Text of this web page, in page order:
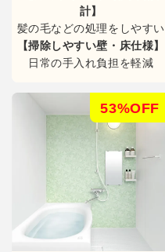
計】
髪の毛などの処理をしやすい
【掃除しやすい壁・床仕様】
日常の手入れ負担を軽減
53%OFF